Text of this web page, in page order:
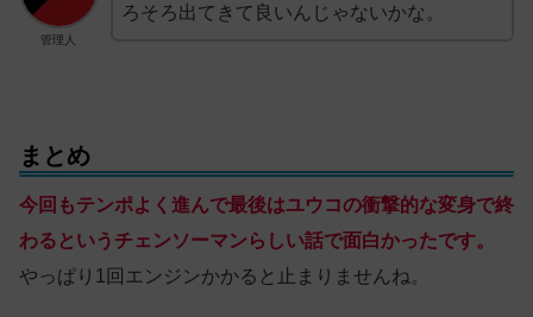
管理人
ろそろ出てきて良いんじゃないかな。
まとめ
今回もテンポよく進んで最後はユウコの衝撃的な変身で終
わるというチェンソーマンらしい話で面白かったです。
やっぱり1回エンジンかかると止まりませんね。